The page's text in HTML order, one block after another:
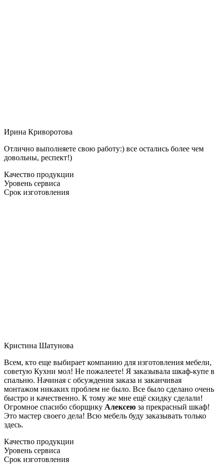
Ирина Криворотова
Отлично выполняете свою работу:) все остались более чем
довольны, респект!)
Качество продукции
Уровень сервиса
Срок изготовления
Кристина Шатунова
Всем, кто еще выбирает компанию для изготовления мебели,
советую Кухни мол! Не пожалеете! Я заказывала шкаф-купе в
спальню. Начиная с обсуждения заказа и заканчивая
монтажом никаких проблем не было. Все было сделано очень
быстро и качественно. К тому же мне ещё скидку сделали!
Огромное спасибо сборщику Алексею за прекрасный шкаф!
Это мастер своего дела! Всю мебель буду заказывать только
здесь.
Качество продукции
Уровень сервиса
Срок изготовления